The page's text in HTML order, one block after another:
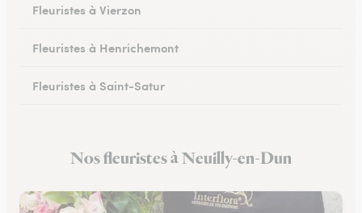
Fleuristes à Vierzon
Fleuristes à Henrichemont
Fleuristes à Saint-Satur
Fleuristes à Mehun-sur-Yèvre
Nos fleuristes à Neuilly-en-Dun